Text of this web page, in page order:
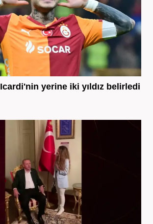
yerine iki yıldız belirledi